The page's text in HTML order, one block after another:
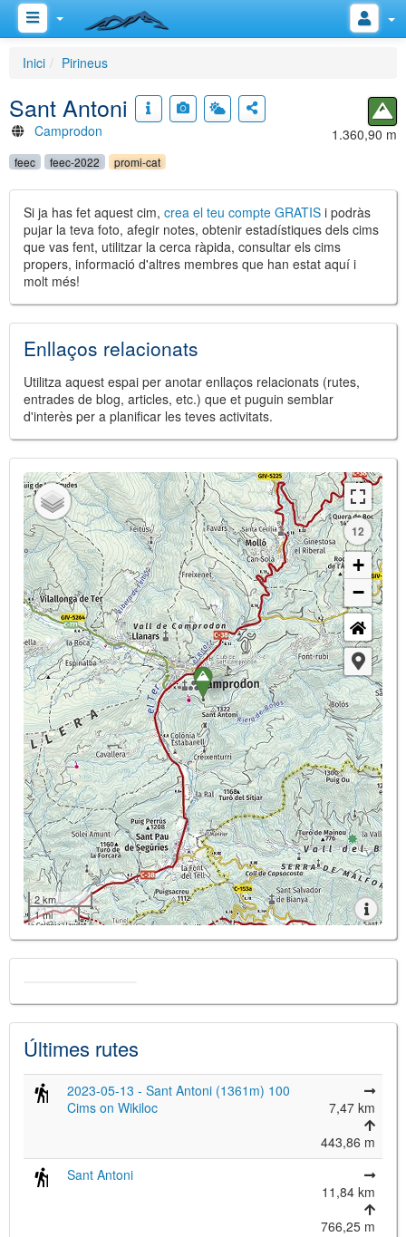
Inici Pirineus
Sant Antoni
Camprodon 1.360,90 m
feec feec-2022 promi-cat
Si ja has fet aquest cim, crea el teu compte GRATIS i podràs
pujar la teva foto, afegir notes, obtenir estadístiques dels cims
que vas fent, utilitzar la cerca ràpida, consultar els cims
propers, informació d'altres membres que han estat aquí i
molt més!
Enllaços relacionats
Utilitza aquest espai per anotar enllaços relacionats (rutes,
entrades de blog, articles, etc.) que et puguin semblar
d'interès per a planificar les teves activitats.
12
+
−
2 km
1 mi
Últimes rutes
2023-05-13 - Sant Antoni (1361m) 100
Cims on Wikiloc
7,47 km
443,86 m
Sant Antoni
11,84 km
766,25 m